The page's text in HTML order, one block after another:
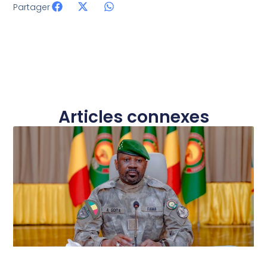
Partager
Articles connexes